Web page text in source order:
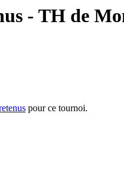
- TH de
pour ce tournoi.